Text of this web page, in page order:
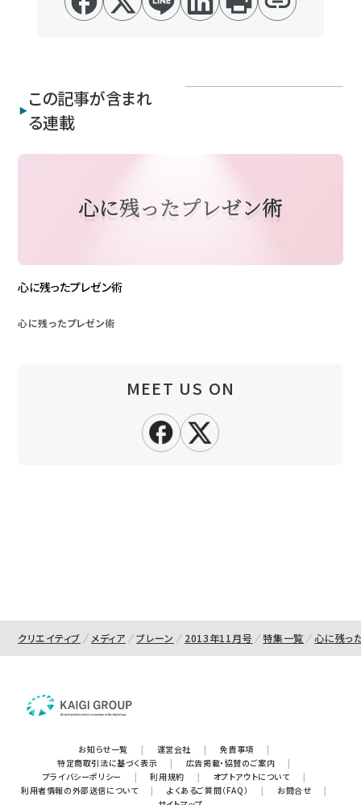
この記事が含まれ
る連載
心に残ったプレゼン術
心に残ったプレゼン術
MEET US ON
クリエイティブ メディア ブレーン 2013年11月号 特集一覧 心に残っ
お知らせ一覧 | 運営会社 | 免責事項
|
特定商取引法に基づく表示
| 広告掲載・協賛のご案内
|
プライバシーポリシー
| 利用規約 | オプトアウトについて
|
利用者情報の外部送信について
| よくあるご質問（FAQ） | お問合せ
|